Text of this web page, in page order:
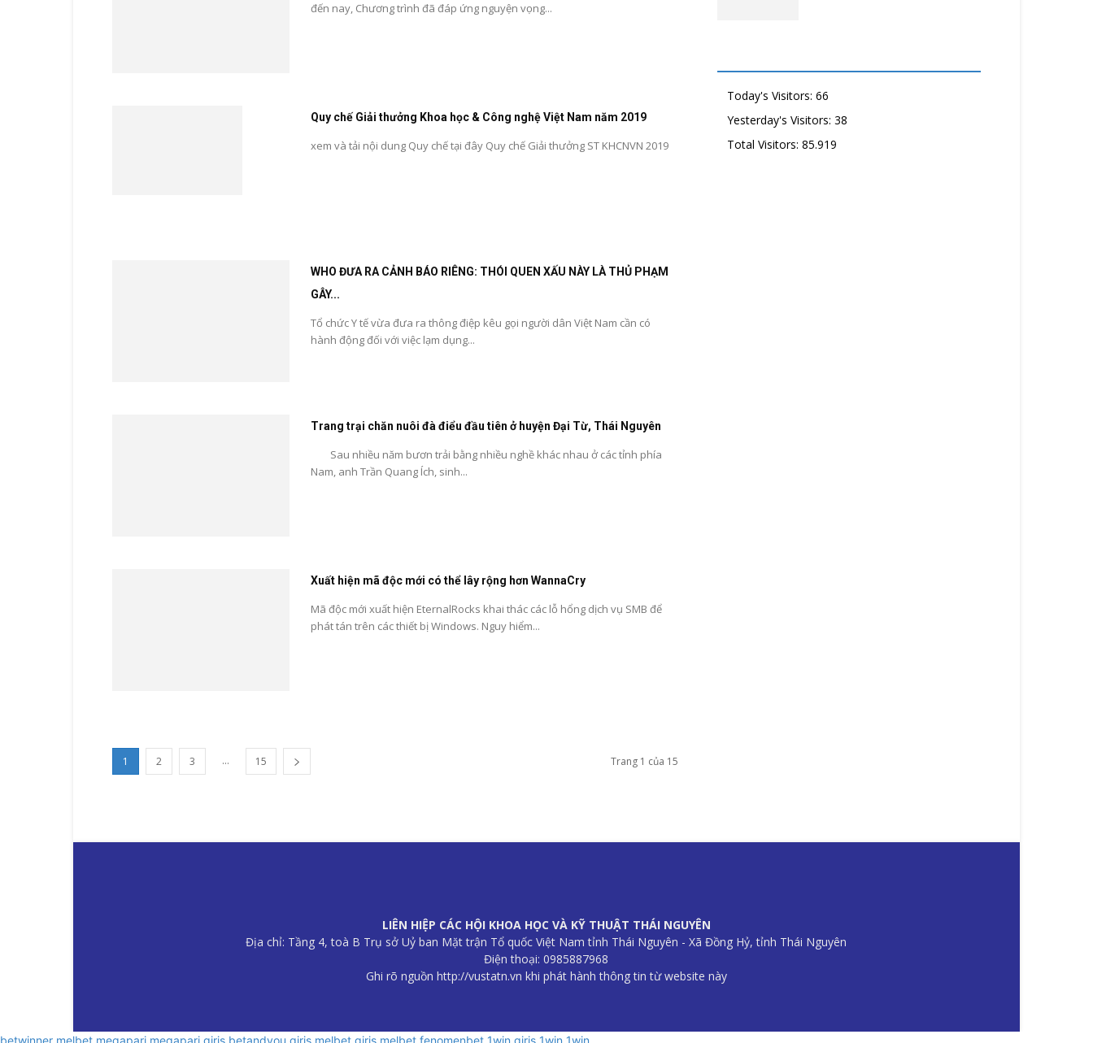
đến nay, Chương trình đã đáp ứng nguyện vọng...
Quy chế Giải thưởng Khoa học & Công nghệ Việt Nam năm 2019
xem và tải nội dung Quy chế tại đây Quy chế Giải thưởng ST KHCNVN 2019
WHO ĐƯA RA CẢNH BÁO RIÊNG: THÓI QUEN XẤU NÀY LÀ THỦ PHẠM
GÂY...
Tổ chức Y tế vừa đưa ra thông điệp kêu gọi người dân Việt Nam cần có
hành động đối với việc lạm dụng...
Trang trại chăn nuôi đà điểu đầu tiên ở huyện Đại Từ, Thái Nguyên
Sau nhiều năm bươn trải bằng nhiều nghề khác nhau ở các tỉnh phía
Nam, anh Trần Quang Ích, sinh...
Xuất hiện mã độc mới có thể lây rộng hơn WannaCry
Mã độc mới xuất hiện EternalRocks khai thác các lỗ hổng dịch vụ SMB để
phát tán trên các thiết bị Windows. Nguy hiểm...
1 2 3 ... 15 Trang 1 của 15
Today's Visitors: 66
Yesterday's Visitors: 38
Total Visitors: 85.919
LIÊN HIỆP CÁC HỘI KHOA HỌC VÀ KỸ THUẬT THÁI NGUYÊN
Địa chỉ: Tầng 4, toà B Trụ sở Uỷ ban Mặt trận Tổ quốc Việt Nam tỉnh Thái Nguyên - Xã Đồng Hỷ, tỉnh Thái Nguyên
Điện thoại: 0985887968
Ghi rõ nguồn http://vustatn.vn khi phát hành thông tin từ website này
betwinner melbet megapari megapari giriş betandyou giriş melbet giriş melbet fenomenbet 1win giriş 1win 1win